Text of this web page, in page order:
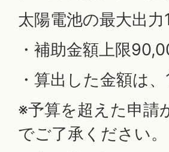
太陽電池の最大出
・補助金額上限
・算出した金額は
※予算を超えた申請
でご了承ください。